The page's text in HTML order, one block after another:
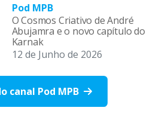
Pod MPB
O Cosmos Criativo de André
Abujamra e o novo capítulo do
Karnak
12 de Junho de 2026
canal Pod MPB